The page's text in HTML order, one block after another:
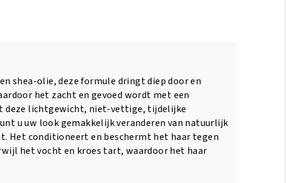
shea-olie, deze formule dringt diep door en
het zacht en gevoed wordt met een
deze lichtgewicht, niet-vettige, tijdelijke
u uw look gemakkelijk veranderen van natuurlijk
Het conditioneert en beschermt het haar tegen
het vocht en kroes tart, waardoor het haar